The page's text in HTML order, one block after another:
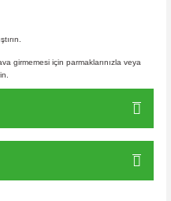
girmemesi için parmaklarınızla veya